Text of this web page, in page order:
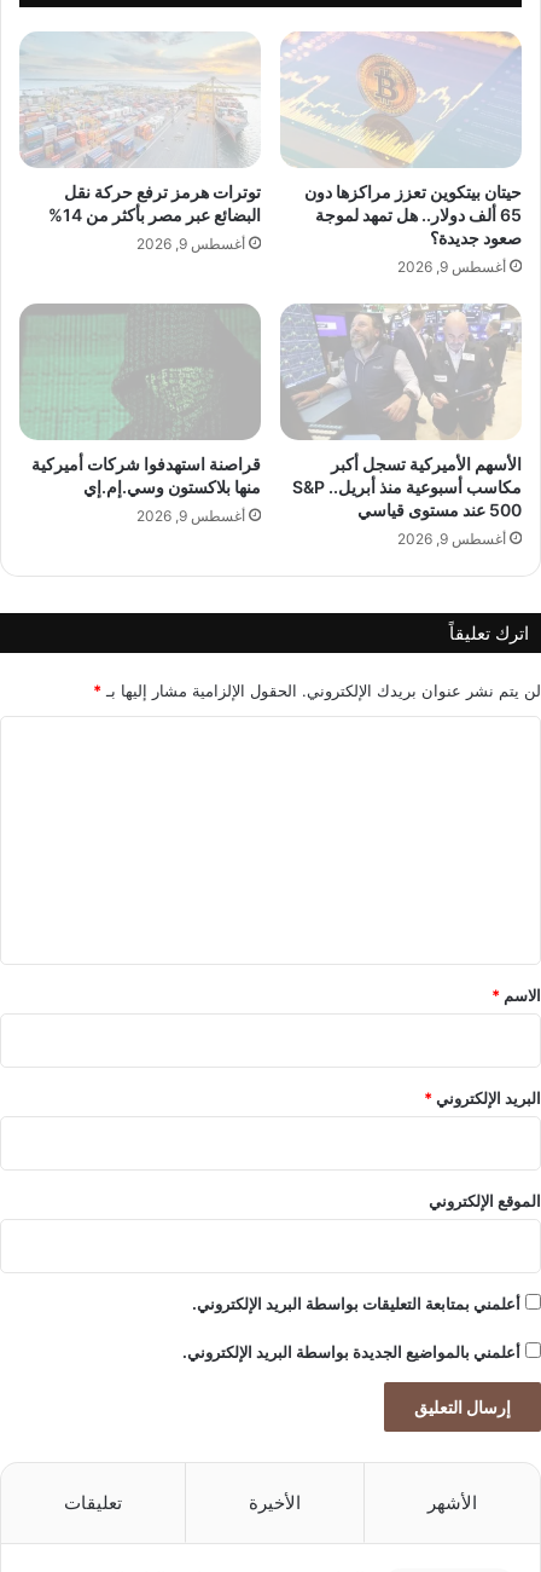
أسواق الطاقة العالمية.. وتحولات هيكلية مرتقبة
ل
ق
د
م
ع
ك
د
ا
أ
ا
ي
م
و
ج
ه
ح
م
ا
ئ
ي
ل
أ
ر
و
حيتان بيتكوين تعزز مراكزها دون
65 ألف دولار.. هل تمهد لموجة
صعود جديدة؟
أغسطس 9, 2026
توترات هرمز ترفع حركة نقل
البضائع عبر مصر بأكثر من 14%
أغسطس 9, 2026
الأسهم الأميركية تسجل أكبر
مكاسب أسبوعية منذ أبريل.. S&P
500 عند مستوى قياسي
أغسطس 9, 2026
قراصنة استهدفوا شركات أميركية
منها بلاكستون وسي.إم.إي
أغسطس 9, 2026
اترك تعليقاً
لن يتم نشر عنوان بريدك الإلكتروني. الحقول الإلزامية مشار إليها بـ *
*
الاسم *
البريد الإلكتروني*
الموقع الإلكتروني
أعلمني بمتابعة التعليقات بواسطة البريد الإلكتروني.
أعلمني بالمواضيع الجديدة بواسطة البريد الإلكتروني.
الأشهر الأخيرة تعليقات